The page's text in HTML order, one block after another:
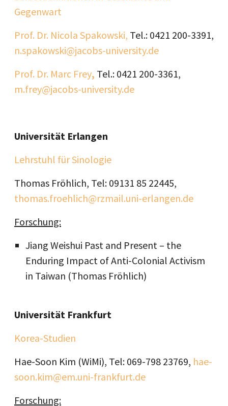
Gegenwart
Prof. Dr. Nicola Spakowski, Tel.: 0421 200-3391,
n.spakowski@jacobs-university.de
Prof. Dr. Marc Frey, Tel.: 0421 200-3361,
m.frey@jacobs-university.de
Universität Erlangen
Lehrstuhl für Sinologie
Thomas Fröhlich, Tel: 09131 85 22445,
thomas.froehlich@rzmail.uni-erlangen.de
Forschung:
Jiang Weishui Past and Present – the
Enduring Impact of Anti-Colonial Activism
in Taiwan (Thomas Fröhlich)
Universität Frankfurt
Korea-Studien
Hae-Soon Kim (WiMi), Tel: 069-798 23769, hae-
soon.kim@em.uni-frankfurt.de
Forschung: